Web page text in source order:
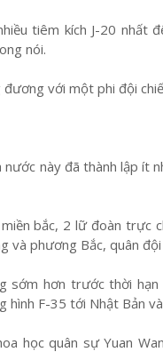
tiêm kích J-20 nhất
nói.
với một phi đội
này đã thành lập ít
bắc, 2 lữ đoàn trực
phương Bắc, quân
sớm hơn trước thời
hình F-35 tới Nhật Bản
học quân sự Yuan